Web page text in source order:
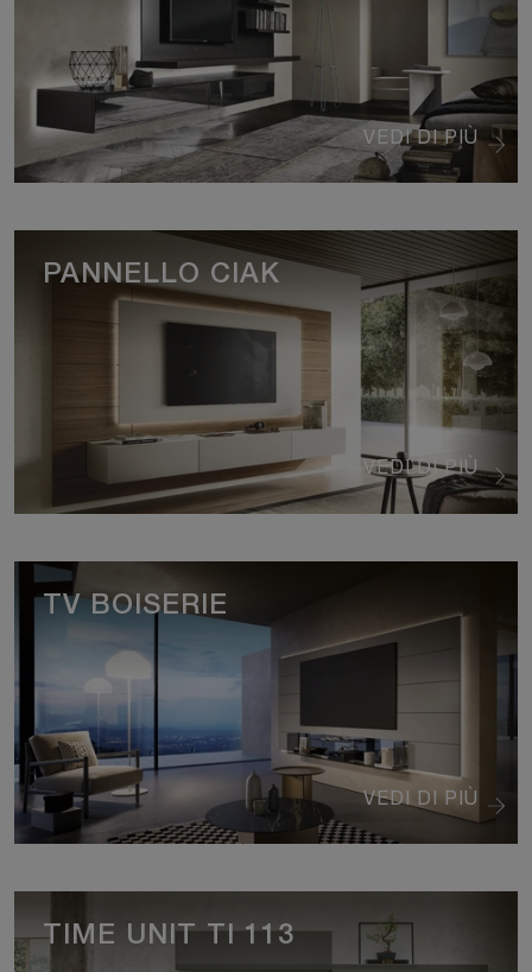
VEDI DI PIÙ
VEDI DI PIÙ
PANNELLO CIAK
VEDI DI PIÙ
TV BOISERIE
TIME UNIT TI 113